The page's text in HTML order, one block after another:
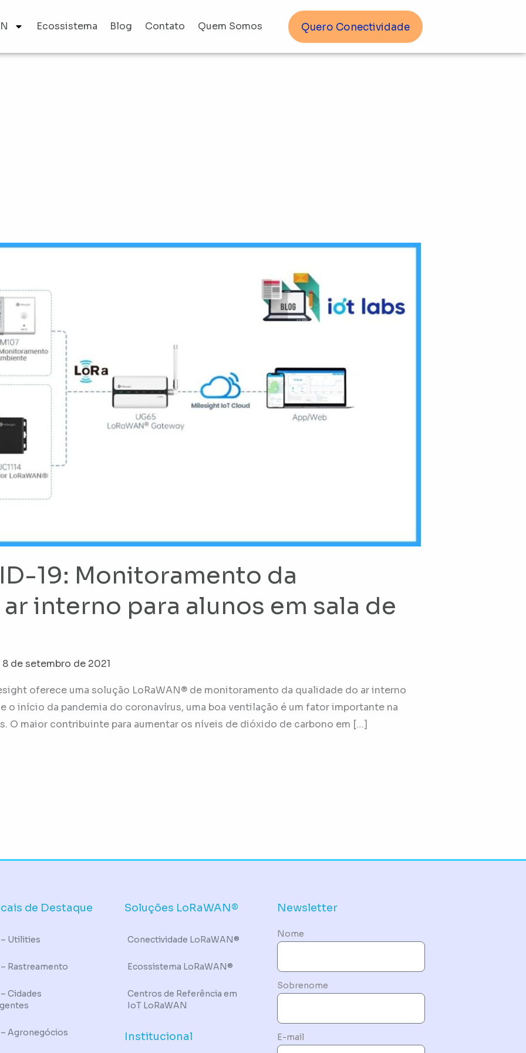
Ecossistema Blog Contato Quem Somos Quero Conectividade
19: Monitoramento da
interno para alunos em sala de
8 de setembro de 2021
oferece uma solução LoRaWAN® de monitoramento da qualidade do ar interno
o início da pandemia do coronavírus, uma boa ventilação é um fator importante na
O maior contribuinte para aumentar os níveis de dióxido de carbono em […]
de Destaque
Utilities
Rastreamento
Cidades
– Agronegócios
Soluções LoRaWAN®
Conectividade LoRaWAN®
Ecossistema LoRaWAN®
Centros de Referência em
IoT LoRaWAN
Institucional
Newsletter
Nome
Sobrenome
E-mail